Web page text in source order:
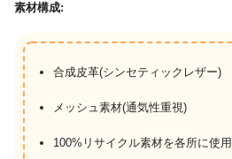
素材構成:
合成皮革(シンセティックレザー)
メッシュ素材(通気性重視)
100%リサイクル素材を各所に使用